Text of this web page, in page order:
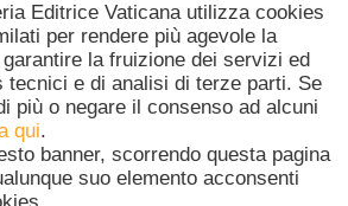
Editrice Vaticana utilizza cookies
per rendere più agevole la
la fruizione dei servizi ed
tecnici e di analisi di terze parti. Se
più o negare il consenso ad alcuni
qui.
banner, scorrendo questa pagina
suo elemento acconsenti
all'Ufficio Commerciale
06 698 45780
Giovedì 8-16.30
8-14
festività Vaticane)